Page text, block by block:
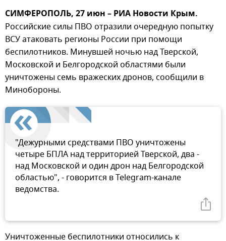
СИМФЕРОПОЛЬ, 27 июн – РИА Новости Крым.
Российские силы ПВО отразили очередную попытку
ВСУ атаковать регионы России при помощи
беспилотников. Минувшей ночью над Тверской,
Московской и Белгородской областями были
уничтожены семь вражеских дронов, сообщили в
Минобороны.
"Дежурными средствами ПВО уничтожены
четыре БПЛА над территорией Тверской, два -
над Московской и один дрон над Белгородской
областью", - говорится в Telegram-канале
ведомства.
Уничтоженные беспилотники относились к